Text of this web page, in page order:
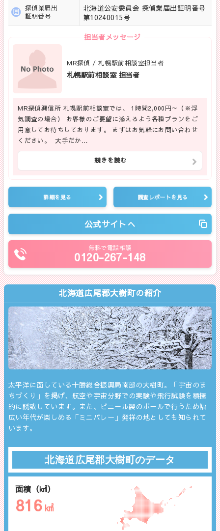
探偵業届出
証明番号
北海道公安委員会 探偵業届出証明番号
第10240015号
担当者メッセージ
MR探偵 / 札幌駅前相談室担当者
札幌駅前相談室 担当者
MR探偵興信所 札幌駅前相談室では、 1時間2,000円～（※浮
気調査の場合） お客様のご要望に添えるよう各種プランをご
用意してお待ちしております。 まずはお気軽にお問い合わせ
ください。 大手だか…
続きを読む
詳細を見る 調査レポートを見る
公式サイトへ
無料で電話相談
0120-267-148
北海道広尾郡大樹町の紹介
太平洋に面している十勝総合振興局南部の大樹町。「宇宙のま
ちづくり」を掲げ、航空や宇宙分野での実験や飛行試験を積極
的に誘致しています。また、ビニール製のボールで行うため幅
広い年代が楽しめる「ミニバレー」発祥の地としても知られて
います。
面積（㎢）
816 ㎢
北海道広尾郡大樹町のデータ